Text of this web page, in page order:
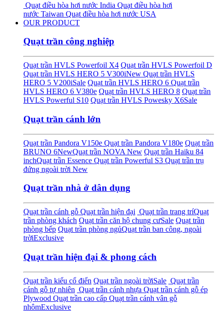
Quạt điều hòa hơi nước India Quạt điều hòa hơi
nước Taiwan Quạt điều hòa hơi nước USA
OUR PRODUCT
Quạt trần công nghiệp
Quạt trần HVLS Powerfoil X4 Quạt trần HVLS Powerfoil D
Quạt trần HVLS HERO 5 V300iNew Quạt trần HVLS
HERO 5 V200iSale Quạt trần HVLS HERO 6 Quạt trần
HVLS HERO 6 V380e Quạt trần HVLS HERO 8 Quạt trần
HVLS Powerful S10 Quạt trần HVLS Powesky X6Sale
Quạt trần cánh lớn
Quạt trần Pandora V150e Quạt trần Pandora V180e Quạt trần
BRUNO 6NewQuạt trần NOVA New Quạt trần Haiku 84
inchQuạt trần Essence Quạt trần Powerful S3 Quạt trần trụ
đứng ngoài trời New
Quạt trần nhà ở dân dụng
Quạt trần cánh gỗ Quạt trần hiện đại Quạt trần trang tríQuạt
trần phòng khách Quạt trần căn hộ chung cưSale Quạt trần
phòng bếp Quạt trần phòng ngủQuạt trần ban công, ngoài
trờiExclusive
Quạt trần hiện đại & phong cách
Quạt trần kiểu cổ điển Quạt trần ngoài trờiSale Quạt trần
cánh gỗ tự nhiên Quạt trần cánh nhựa Quạt trần cánh gỗ ép
Plywood Quạt trần cao cấp Quạt trần cánh vân gỗ
nhômExclusive